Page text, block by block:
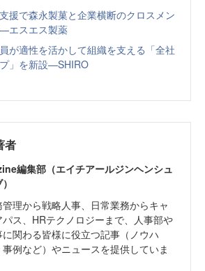
援で森永製菓と企業横断のクロスメン
エスエス製薬
が適性を活かして組織を支える「全社
」を新設—SHIRO
者
編集部（エイチアールジンヘンシュ
管理から戦略人事、日常業務からキャ
パス、HRテクノロジーまで、人事部や
に関わる皆様に役立つ記事（ノウハ
事例など）やニュースを提供していま